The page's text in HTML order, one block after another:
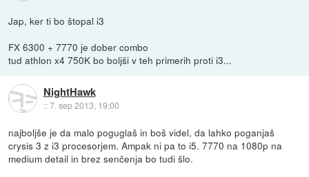
Jap, ker ti bo štopal i3
FX 6300 + 7770 je dober combo
tud athlon x4 750K bo boljši v teh primerih proti i3...
NightHawk
::7. sep 2013, 19:00
najboljše je da malo poguglaš in boš videl, da lahko poganjaš
crysis 3 z i3 procesorjem. Ampak ni pa to i5. 7770 na 1080p na
medium detail in brez senčenja bo tudi šlo.